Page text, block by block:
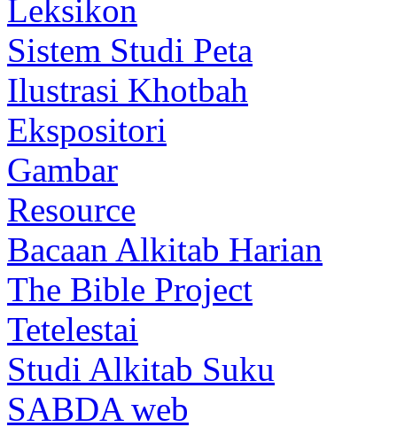
Leksikon
Sistem Studi Peta
Ilustrasi Khotbah
Ekspositori
Gambar
Resource
Bacaan Alkitab Harian
The Bible Project
Tetelestai
Studi Alkitab Suku
SABDA web